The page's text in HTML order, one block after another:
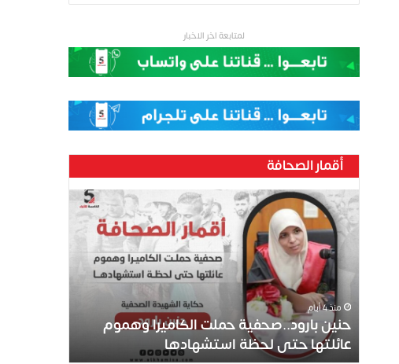
لمتابعة اخر الاخبار
أقمار الصحافة
ح
ن
منذ 4 أيام
حنين بارود..صحفية حملت الكاميرا وهموم
عائلتها حتى لحظة استشهادها